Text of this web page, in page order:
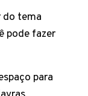
do tema
pode fazer
para